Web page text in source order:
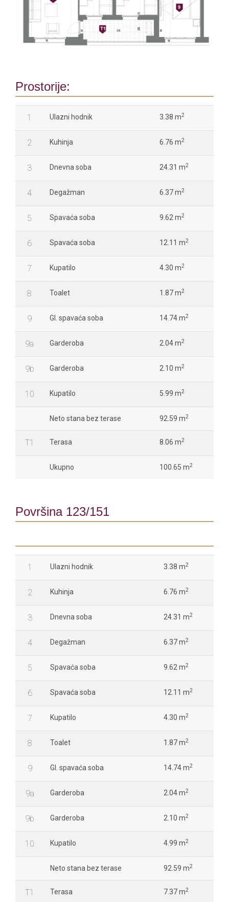
Prostorije:
1 Ulazni hodnik 3.38 m2
2 Kuhinja 6.76 m2
3 Dnevna soba 24.31 m2
4 Degažman 6.37 m2
5 Spavaća soba 9.62 m2
6 Spavaća soba 12.11 m2
7 Kupatilo 4.30 m2
8 Toalet 1.87 m2
9 Gl. spavaća soba 14.74 m2
9a Garderoba 2.04 m2
9b Garderoba 2.10 m2
10 Kupatilo 5.99 m2
Neto stana bez terase 92.59 m2
T1 Terasa 8.06 m2
Ukupno 100.65 m2
Površina 123/151
1 Ulazni hodnik 3.38 m2
2 Kuhinja 6.76 m2
3 Dnevna soba 24.31 m2
4 Degažman 6.37 m2
5 Spavaća soba 9.62 m2
6 Spavaća soba 12.11 m2
7 Kupatilo 4.30 m2
8 Toalet 1.87 m2
9 Gl. spavaća soba 14.74 m2
9a Garderoba 2.04 m2
9b Garderoba 2.10 m2
10 Kupatilo 4.99 m2
Neto stana bez terase 92.59 m2
T1 Terasa 7.37 m2